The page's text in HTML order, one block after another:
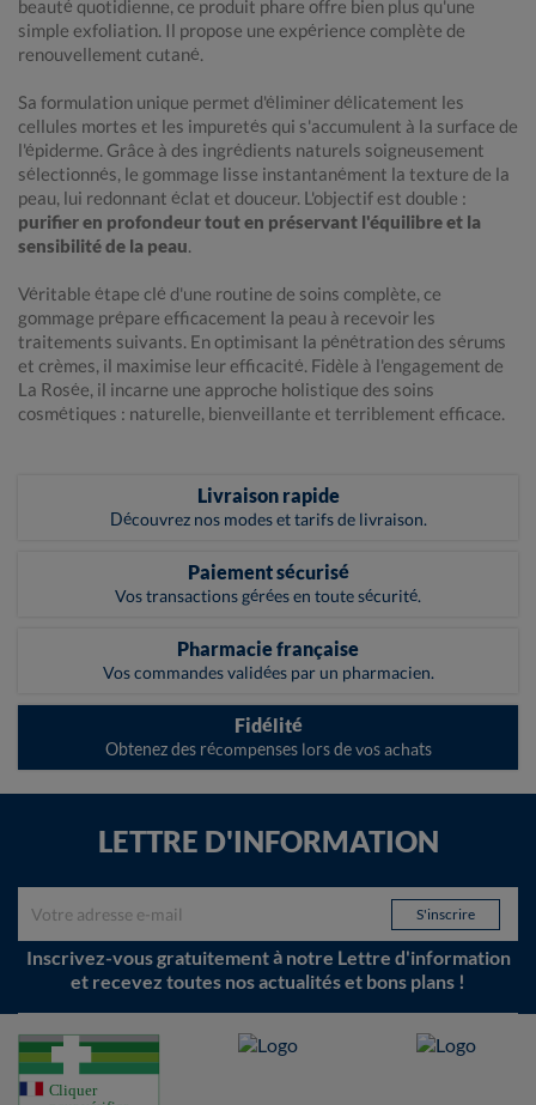
beauté quotidienne, ce produit phare offre bien plus qu'une
simple exfoliation. Il propose une expérience complète de
renouvellement cutané.
Sa formulation unique permet d'éliminer délicatement les
cellules mortes et les impuretés qui s'accumulent à la surface de
l'épiderme. Grâce à des ingrédients naturels soigneusement
sélectionnés, le gommage lisse instantanément la texture de la
peau, lui redonnant éclat et douceur. L'objectif est double :
purifier en profondeur tout en préservant l'équilibre et la
sensibilité de la peau.
Véritable étape clé d'une routine de soins complète, ce
gommage prépare efficacement la peau à recevoir les
traitements suivants. En optimisant la pénétration des sérums
et crèmes, il maximise leur efficacité. Fidèle à l'engagement de
La Rosée, il incarne une approche holistique des soins
cosmétiques : naturelle, bienveillante et terriblement efficace.
Livraison rapide
Découvrez nos modes et tarifs de livraison.
Paiement sécurisé
Vos transactions gérées en toute sécurité.
Pharmacie française
Vos commandes validées par un pharmacien.
Fidélité
Obtenez des récompenses lors de vos achats
LETTRE D'INFORMATION
Inscrivez-vous gratuitement à notre Lettre d'information
et recevez toutes nos actualités et bons plans !